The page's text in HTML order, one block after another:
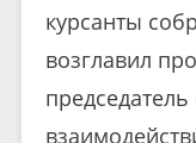
курсанты
возглавил